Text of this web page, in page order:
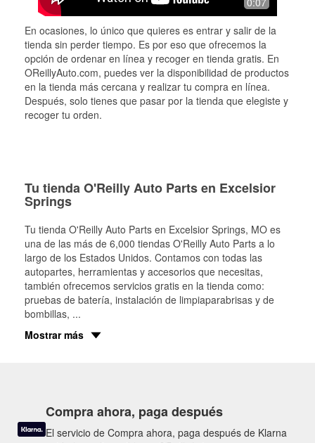
En ocasiones, lo único que quieres es entrar y salir de la
tienda sin perder tiempo. Es por eso que ofrecemos la
opción de ordenar en línea y recoger en tienda gratis. En
OReillyAuto.com, puedes ver la disponibilidad de productos
en la tienda más cercana y realizar tu compra en línea.
Después, solo tienes que pasar por la tienda que elegiste y
recoger tu orden.
Tu tienda O'Reilly Auto Parts en Excelsior
Springs
Tu tienda O'Reilly Auto Parts en Excelsior Springs, MO es
una de las más de 6,000 tiendas O'Reilly Auto Parts a lo
largo de los Estados Unidos. Contamos con todas las
autopartes, herramientas y accesorios que necesitas,
también ofrecemos servicios gratis en la tienda como:
pruebas de batería, instalación de limpiaparabrisas y de
bombillas, ...
Mostrar más
Compra ahora, paga después
El servicio de Compra ahora, paga después de Klarna